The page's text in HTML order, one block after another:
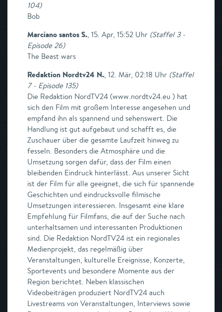
104)
Bob
Marciano santos S., 15. Apr, 15:52 Uhr (Staffel 3 -
Episode 26)
The Beast wars
Redaktion Nordtv24 N., 12. Mär, 02:18 Uhr (Staffel
7 - Episode 135)
Die Redaktion NordTV24 (www.nordtv24.eu ) hat
sich den Film mit großem Interesse angesehen und
empfand ihn als spannend und sehenswert. Die
Handlung ist gut aufgebaut und schafft es, die
Zuschauer über die gesamte Laufzeit hinweg zu
fesseln. Besonders die Atmosphäre und die
Umsetzung sorgen dafür, dass der Film einen
bleibenden Eindruck hinterlässt. Aus unserer Sicht
ist der Film für alle geeignet, die sich für spannende
Geschichten und eindrucksvolle filmische
Umsetzungen interessieren. Insgesamt eine klare
Empfehlung für Filmfans, die auf der Suche nach
unterhaltsamen und interessanten Produktionen
sind. Die Redaktion NordTV24 ist ein regionales
Medienprojekt, das regelmäßig über
Veranstaltungen, kulturelle Ereignisse, Konzerte,
Sportevents und besondere Momente aus der
Region berichtet. Neben klassischen
Videobeiträgen produziert NordTV24 auch
Livestreams von Veranstaltungen, Interviews sowie